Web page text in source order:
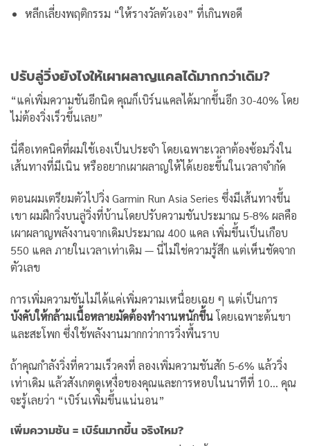
หลีกเลี่ยงพฤติกรรม “ให้รางวัลตัวเอง” ที่เกินพอดี
ปรับลู่วิ่งยังไงให้เผาผลาญแคลได้มากกว่าเดิม?
“แค่เพิ่มความชันอีกนิด คุณก็เบิร์นแคลได้มากขึ้นอีก 30-40% โดย
ไม่ต้องวิ่งเร็วขึ้นเลย”
นี่คือเทคนิคที่ผมใช้เองเป็นประจำ โดยเฉพาะเวลาต้องซ้อมวิ่งใน
เส้นทางที่มีเนิน หรืออยากเผาผลาญให้ได้เยอะขึ้นในเวลาจำกัด
ตอนผมเตรียมตัวไปวิ่ง Garmin Run Asia Series ซึ่งมีเส้นทางขึ้น
เขา ผมฝึกวิ่งบนลู่วิ่งที่บ้านโดยปรับความชันประมาณ 5-8% ผลคือ
เผาผลาญพลังงานจากเดิมประมาณ 400 แคล เพิ่มขึ้นเป็นเกือบ
550 แคล ภายในเวลาเท่าเดิม — นี่ไม่ใช่ความรู้สึก แต่เห็นชัดจาก
ตัวเลข
การเพิ่มความชันไม่ได้แค่เพิ่มความเหนื่อยเฉย ๆ แต่เป็นการ
บังคับให้กล้ามเนื้อหลายมัดต้องทำงานหนักขึ้นโดยเฉพาะต้นขา
และสะโพก ซึ่งใช้พลังงานมากกว่าการวิ่งพื้นราบ
ถ้าคุณกำลังวิ่งที่ความเร็วคงที่ ลองเพิ่มความชันสัก 5-6% แล้ววิ่ง
เท่าเดิม แล้วสังเกตดูเหงื่อของคุณและการหอบในนาทีที่ 10… คุณ
จะรู้เลยว่า “เบิร์นเพิ่มขึ้นแน่นอน”
เพิ่มความชัน = เบิร์นมากขึ้น จริงไหม?